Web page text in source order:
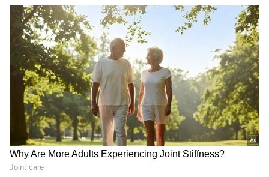
ఛార్జ‌ర్‌తో ఛార్జింగ్ చేసుకునే సెల్స్ వ‌చ్చేశాయ్‌
3
5
Image Credit :Gemini